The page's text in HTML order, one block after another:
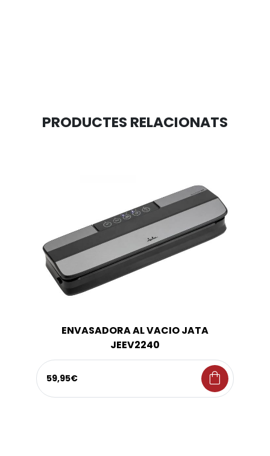
PRODUCTES RELACIONATS
ENVASADORA AL VACIO JATA
JEEV2240
59,95€ shopping_bag